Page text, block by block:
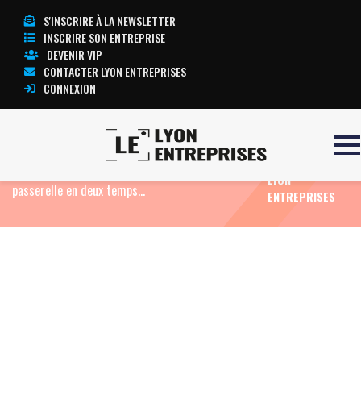
S'INSCRIRE À LA NEWSLETTER
INSCRIRE SON ENTREPRISE
DEVENIR VIP
CONTACTER LYON ENTREPRISES
CONNEXION
Pôle d’échanges de Perrache :
passerelle en deux temps…
LYON
ENTREPRISES